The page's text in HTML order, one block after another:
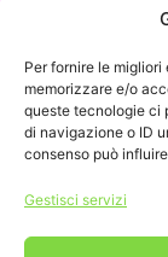
Per fornire le
memorizzare e/o
queste tecnologie ci
di navigazione o ID
consenso può
Gestisci servizi
Confermo di
dati ai sensi del
l’informativa
Richiedi